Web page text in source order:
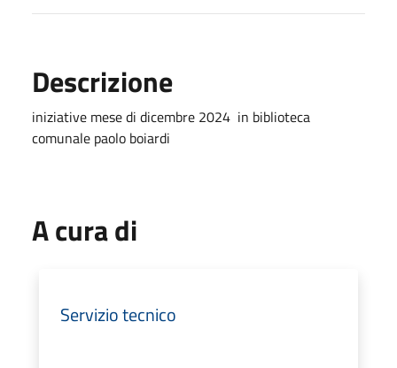
Descrizione
iniziative mese di dicembre 2024 in biblioteca
comunale paolo boiardi
A cura di
Servizio tecnico